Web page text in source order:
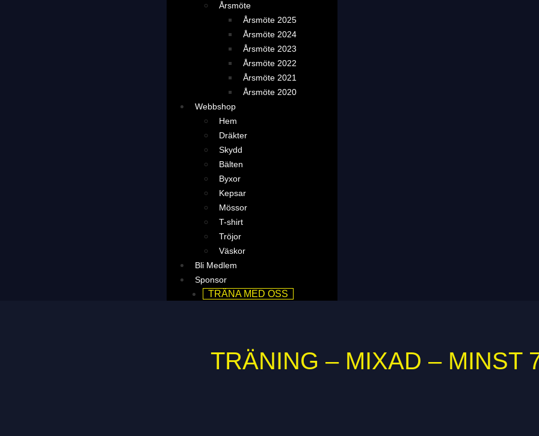
Årsmöte
Årsmöte 2025
Årsmöte 2024
Årsmöte 2023
Årsmöte 2022
Årsmöte 2021
Årsmöte 2020
Webbshop
Hem
Dräkter
Skydd
Bälten
Byxor
Kepsar
Mössor
T-shirt
Tröjor
Väskor
Bli Medlem
Sponsor
TRÄNA MED OSS
TRÄNING – MIXAD – MINST